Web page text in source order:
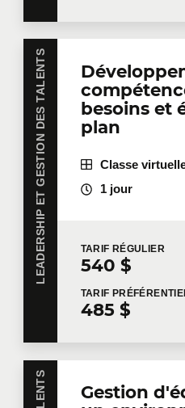
Formation
Dites-nous en
Votre fonction
Localisation pour la
LEADERSHIP ET GESTION DES TALENTS
besoins et
plan
Classe
1 jour
TARIF RÉGULIER
540 $
TARIF
485 $
Gestion